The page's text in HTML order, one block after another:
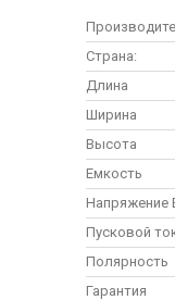
Страна:
Длина
Ширина
Высота
Емкость
Напряжение
Пусковой
Полярность
Гарантия